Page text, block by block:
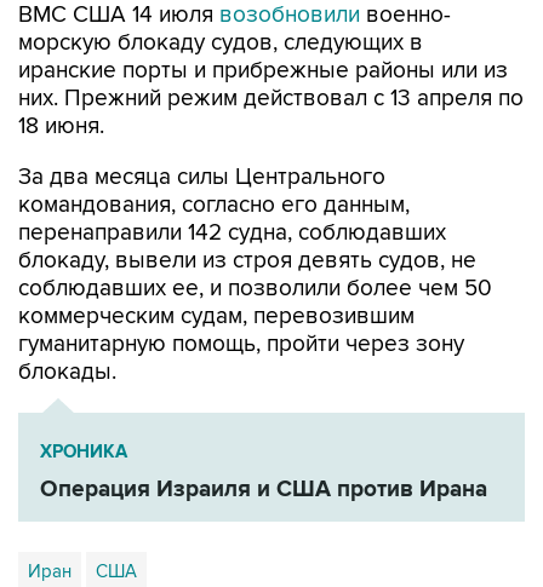
ВМС США 14 июля возобновили военно-
морскую блокаду судов, следующих в
иранские порты и прибрежные районы или из
них. Прежний режим действовал с 13 апреля по
18 июня.
За два месяца силы Центрального
командования, согласно его данным,
перенаправили 142 судна, соблюдавших
блокаду, вывели из строя девять судов, не
соблюдавших ее, и позволили более чем 50
коммерческим судам, перевозившим
гуманитарную помощь, пройти через зону
блокады.
ХРОНИКА
Операция Израиля и США против Ирана
Иран США